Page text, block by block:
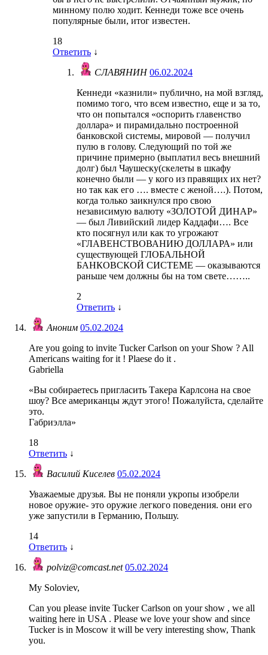
минному полю ходит. Кеннеди тоже все очень
популярные были, итог известен.
18
Ответить ↓
СЛАВЯНИН06.02.2024
Кеннеди «казнили» публично, на мой взгляд,
помимо того, что всем известно, еще и за то,
что он попытался «оспорить главенство
доллара» и пирамидально построенной
банковской системы, мировой — получил
пулю в голову. Следующий по той же
причине примерно (выплатил весь внешний
долг) был Чаушеску(скелеты в шкафу
конечно были — у кого из правящих их нет?
но так как его …. вместе с женой….). Потом,
когда только заикнулся про свою
независимую валюту «ЗОЛОТОЙ ДИНАР»
— был Ливийский лидер Каддафи…. Все
кто посягнул или как то угрожают
«ГЛАВЕНСТВОВАНИЮ ДОЛЛАРА» или
существующей ГЛОБАЛЬНОЙ
БАНКОВСКОЙ СИСТЕМЕ — оказываются
раньше чем должны бы на том свете……..
2
Ответить ↓
Аноним 05.02.2024
Are you going to invite Tucker Carlson on your Show ? All
Americans waiting for it ! Plaese do it .
Gabriella
«Вы собираетесь пригласить Такера Карлсона на свое
шоу? Все американцы ждут этого! Пожалуйста, сделайте
это.
Габриэлла»
18
Ответить ↓
Василий Киселев 05.02.2024
Уважаемые друзья. Вы не поняли укропы изобрели
новое оружие- это оружие легкого поведения. они его
уже запустили в Германию, Польшу.
14
Ответить ↓
polviz@comcast.net05.02.2024
My Soloviev,
Can you please invite Tucker Carlson on your show , we all
waiting here in USA . Please we love your show and since
Tucker is in Moscow it will be very interesting show, Thank
you.